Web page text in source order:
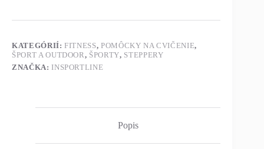
KATEGÓRIÍ:FITNESS,POMÔCKY NA CVIČENIE,
ŠPORT A OUTDOOR, ŠPORTY, STEPPERY
ZNAČKA: INSPORTLINE
Popis